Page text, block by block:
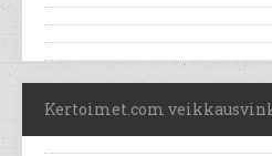
Kertoimet.com